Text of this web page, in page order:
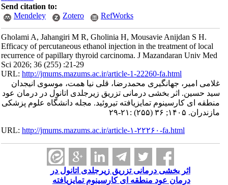
Send citation to:
Mendeley
Zotero RefWorks
Gholami A, Jahangiri M R, Gholinia H, Mousavie Anijdan S H.
Efficacy of percutaneous ethanol injection in the treatment of local
recurrence of papillary thyroid carcinoma. J Mazandaran Univ Med
Sci 2026; 36 (255) :21-29
URL:http://jmums.mazums.ac.ir/article-1-22260-fa.html
غلامی امیر، جهانگیری محمدرضا، قلی نیا همت، موسوی انیجدان
سید حسین. اثر بخشی درمانی تزریق زیرجلدی اتانول در درمان عود
منطقه ای کارسینوم تمایزیافته تیروئید. مجله دانشگاه علوم پزشکی
مازندران. ۱۴۰۵; ۳۶ (۲۵۵) :۲۱-۲۹
URL:http://jmums.mazums.ac.ir/article-۱-۲۲۲۶۰-fa.html
اثر بخشی درمانی تزریق زیرجلدی اتانول در
درمان عود منطقه ای کارسینوم تمایزیافته